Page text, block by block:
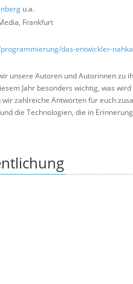
u.a.
, Frankfurt
das-entwickler-
unsere Autoren und Autorinnen zu
Jahr besonders wichtig, was
wir zahlreiche Antworten für euch
die Technologien, die in